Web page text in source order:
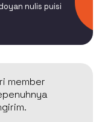
nulis puisi
member